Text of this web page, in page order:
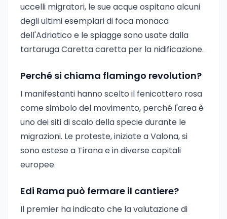
uccelli migratori, le sue acque ospitano alcuni
degli ultimi esemplari di foca monaca
dell'Adriatico e le spiagge sono usate dalla
tartaruga Caretta caretta per la nidificazione.
Perché si chiama flamingo revolution?
I manifestanti hanno scelto il fenicottero rosa
come simbolo del movimento, perché l'area è
uno dei siti di scalo della specie durante le
migrazioni. Le proteste, iniziate a Valona, si
sono estese a Tirana e in diverse capitali
europee.
Edi Rama può fermare il cantiere?
Il premier ha indicato che la valutazione di